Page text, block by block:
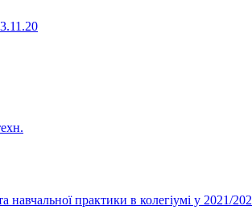
навчальної практики в колегіумі у 2021/